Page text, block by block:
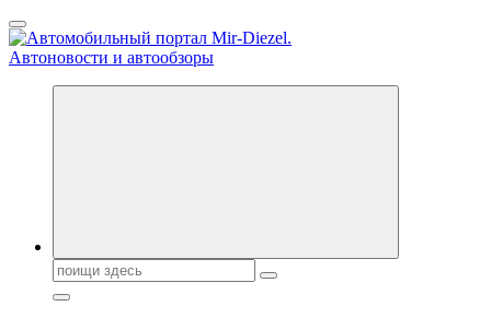
Перейти
к
содержанию
Справочник автомобилиста. Обзор новинок популярных
Поиск: